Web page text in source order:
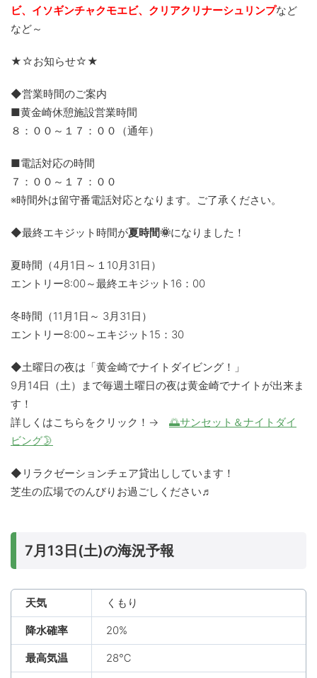
ビ、 イソギンチャクモエビ、クリアクリナーシュリンプなど
など～
★☆お知らせ☆★
◆営業時間のご案内
■黄金崎休憩施設営業時間
８：００～１７：００（通年）
■電話対応の時間
７：００～１７：００
※時間外は留守番電話対応となります。ご了承ください。
◆最終エキジット時間が夏時間🌞になりました！
夏時間（4月1日～１10月31日）
エントリー8:00～最終エキジット16：00
冬時間（11月1日～ 3月31日）
エントリー8:00～エキジット15：30
◆土曜日の夜は「黄金崎でナイトダイビング！」
9月14日（土）まで毎週土曜日の夜は黄金崎でナイトが出来ま
す！
詳しくはこちらをクリック！→ 🌅サンセット＆ナイトダイ
ビング🌛
◆リラクゼーションチェア貸出ししています！
芝生の広場でのんびりお過ごしください♬
7月13日(土)の海況予報
天気 くもり
降水確率 20%
最高気温 28℃